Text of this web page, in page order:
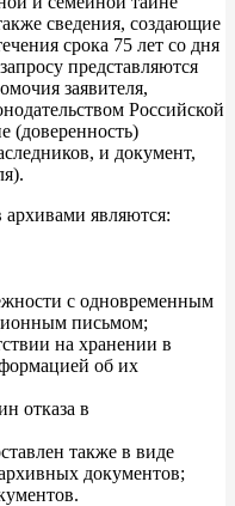
сведения, создающие
срока 75 лет со дня
представляются
заявителя,
Российской
(доверенность)
и документ,
архивами являются:
с одновременным
письмом;
на хранении в
об их
отказа в
также в виде
документов;